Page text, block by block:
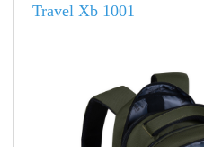
Travel Xb 1001